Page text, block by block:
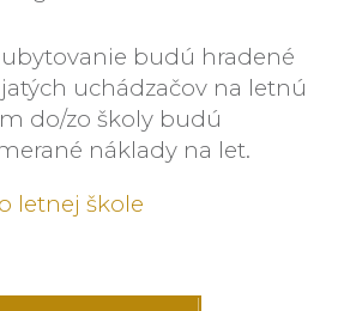
ubytovanie budú hradené
uchádzačov na letnú
do/zo školy budú
náklady na let.
letnej škole